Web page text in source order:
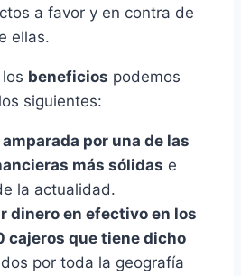
a favor y en contra de
ellas.
beneficios podemos
siguientes:
amparada por una de las
más sólidas e
la actualidad.
dinero en efectivo en los
cajeros que tiene dicho
por toda la geografía